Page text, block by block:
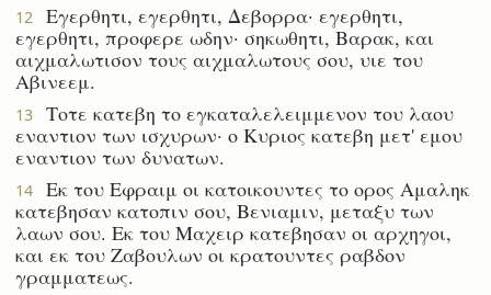
12
Εγερθητι, εγερθητι, Δεβορρα· εγερθητι,
εγερθητι, προφερε ωδην· σηκωθητι, Βαρακ, και
αιχμαλωτισον τους αιχμαλωτους σου, υιε του
Αβινεεμ.
13
Τοτε κατεβη το εγκαταλελειμμενον του λαου
εναντιον των ισχυρων· ο Κυριος κατεβη μετ' εμου
εναντιον των δυνατων.
14
Εκ του Εφραιμ οι κατοικουντες το ορος Αμαληκ
κατεβησαν κατοπιν σου, Βενιαμιν, μεταξυ των
λαων σου. Εκ του Μαχειρ κατεβησαν οι αρχηγοι,
και εκ του Ζαβουλων οι κρατουντες ραβδον
γραμματεως.